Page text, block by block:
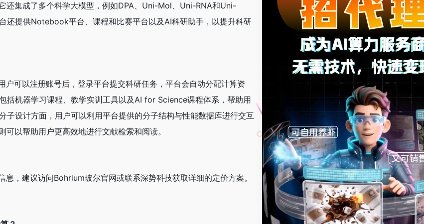
还集成了多个科学大模型，例如DPA、Uni-Mol、Uni-RNA和Uni-
还提供Notebook平台、课程和比赛平台以及AI科研助手，以提升科研
户可以注册账号后，登录平台提交科研任务，平台会自动分配计算资
括机器学习课程、教学实训工具以及AI for Science课程体系，帮助用
子设计方面，用户可以利用平台提供的分子结构与性能数据库进行交互
以帮助用户更高效地进行文献检索和阅读。
，建议访问Bohrium玻尔官网或联系深势科技获取详细的定价方案。